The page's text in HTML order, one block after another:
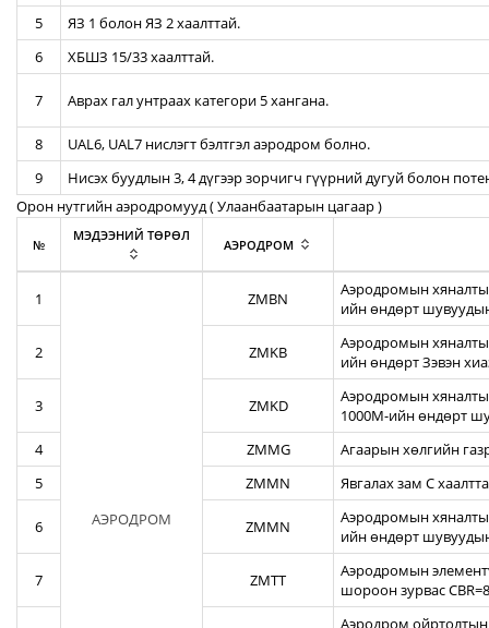
5
ЯЗ 1 болон ЯЗ 2 хаалттай.
6
ХБШЗ 15/33 хаалттай.
7 Аврах гал унтраах категори 5 хангана.
8
UAL6, UAL7 нислэгт бэлтгэл аэродром болно.
9
Нисэх буудлын 3, 4 дүгээр зорчигч гүүрний дугуй болон
Орон нутгийн аэродромууд ( Улаанбаатарын цагаар )
№
МЭДЭЭНИЙ ТӨРӨЛ
АЭРОДРОМ
1
АЭРОДРОМ
ZMBN
Аэродромын
ийн өндөрт
2 ZMKB
Аэродромын
ийн өндөрт Зэвэн
3 ZMKD
Аэродромын
1000М-ийн өндөрт
4
ZMMG
Агаарын хөлгийн
5
ZMMN Явгалах зам С
6 ZMMN
Аэродромын
ийн өндөрт
7 ZMTT
Аэродромын
шороон зурвас
Аэродром ойртолтын